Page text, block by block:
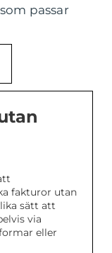
passar
fakturor utan
sätt att
via
eller